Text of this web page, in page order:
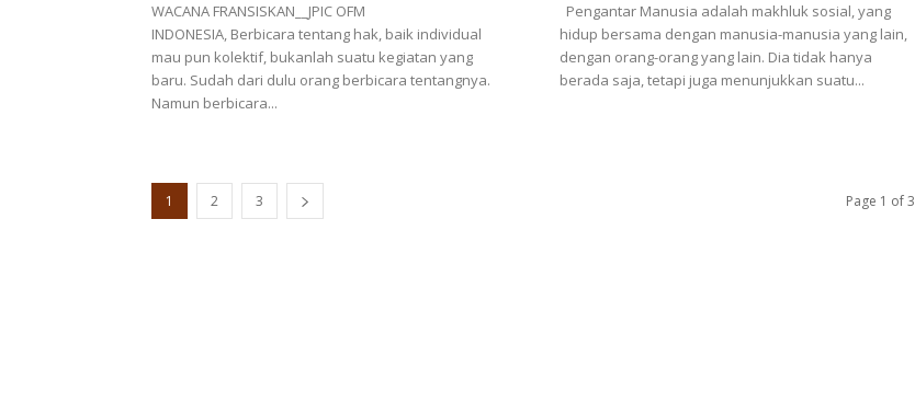
WACANA FRANSISKAN__JPIC OFM
INDONESIA, Berbicara tentang hak, baik individual
mau pun kolektif, bukanlah suatu kegiatan yang
baru. Sudah dari dulu orang berbicara tentangnya.
Namun berbicara...
Pengantar Manusia adalah makhluk sosial, yang
hidup bersama dengan manusia-manusia yang lain,
dengan orang-orang yang lain. Dia tidak hanya
berada saja, tetapi juga menunjukkan suatu...
1 2 3 Page 1 of 3